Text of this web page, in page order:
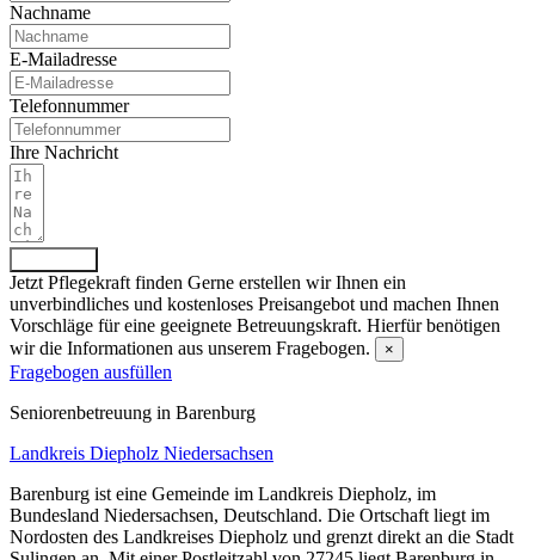
Nachname
E-Mailadresse
Telefonnummer
Ihre Nachricht
Jetzt Pflegekraft finden Gerne erstellen wir Ihnen ein
unverbindliches und kostenloses Preisangebot und machen Ihnen
Vorschläge für eine geeignete Betreuungskraft. Hierfür benötigen
wir die Informationen aus unserem Fragebogen.
×
Fragebogen ausfüllen
Senioren­betreuung in Barenburg
Landkreis Diepholz Niedersachsen
Barenburg ist eine Gemeinde im Landkreis Diepholz, im
Bundesland Niedersachsen, Deutschland. Die Ortschaft liegt im
Nordosten des Landkreises Diepholz und grenzt direkt an die Stadt